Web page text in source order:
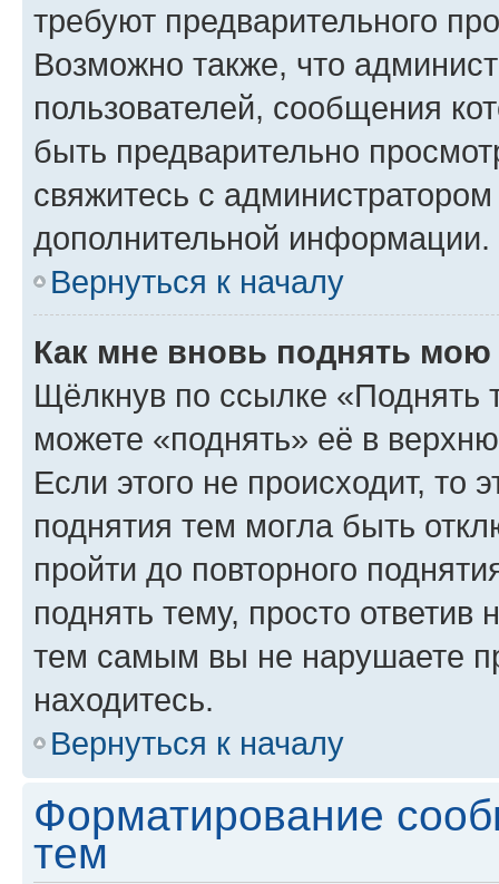
требуют предварительного
Возможно также, что
пользователей, сообщения
быть предварительно
свяжитесь с
дополнительной информации.
Вернуться к началу
Как мне вновь поднять мою
Щёлкнув по ссылке «Поднять
можете «поднять» её в
Если этого не происходит, то
поднятия тем могла быть
пройти до повторного
поднять тему, просто ответив
тем самым вы не нарушаете
находитесь.
Вернуться к началу
Форматирование
тем